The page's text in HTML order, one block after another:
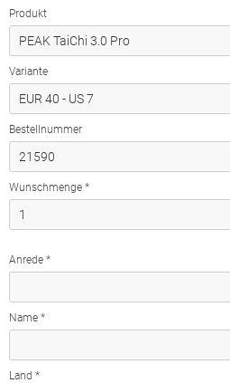
Produkt
Variante
Bestellnummer
Wunschmenge *
Anrede *
Name *
Land *